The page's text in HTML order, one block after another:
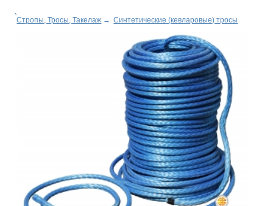
Стропы, Тросы, Такелаж → Синтетические (кевларовые) тросы